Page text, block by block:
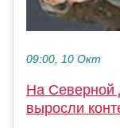
09:00, 10 Окт
На Северной
выросли